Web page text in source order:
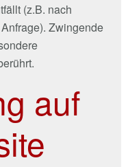
(z.B. nach
Zwingende
auf